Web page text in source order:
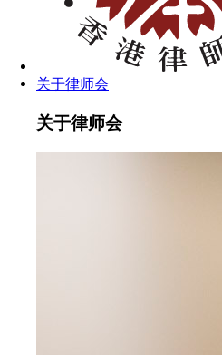
关于律师会
关于律师会